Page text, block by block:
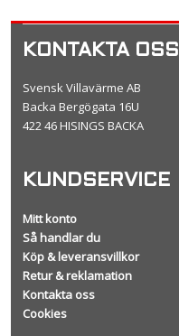
KONTAKTA OSS
Svensk Villavärme AB
Backa Bergögata 16U
422 46 HISINGS BACKA
KUNDSERVICE
Mitt konto
Så handlar du
Köp & leveransvillkor
Retur & reklamation
Kontakta oss
Cookies